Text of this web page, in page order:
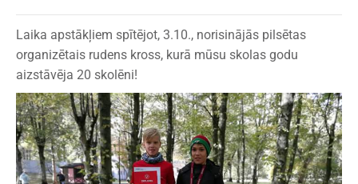
Laika apstākļiem spītējot, 3.10., norisinājās pilsētas
organizētais rudens kross, kurā mūsu skolas godu
aizstāvēja 20 skolēni!